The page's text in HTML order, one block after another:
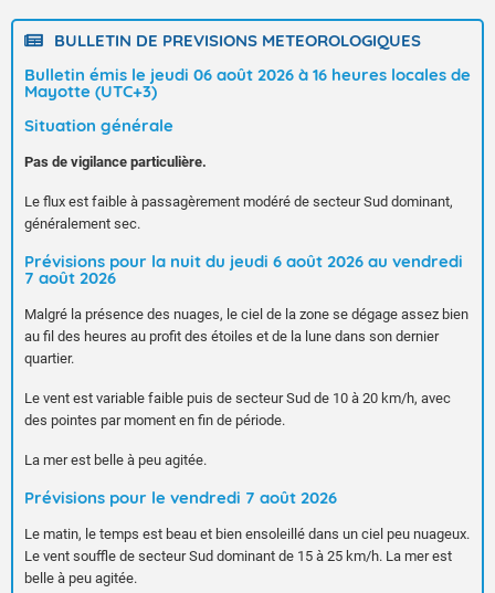
BULLETIN DE PREVISIONS METEOROLOGIQUES
Bulletin émis le jeudi 06 août 2026 à 16 heures locales de
Mayotte (UTC+3)
Situation générale
Pas de vigilance particulière.
Le flux est faible à passagèrement modéré de secteur Sud dominant,
généralement sec.
Prévisions pour la nuit du jeudi 6 août 2026 au vendredi
7 août 2026
Malgré la présence des nuages, le ciel de la zone se dégage assez bien
au fil des heures au profit des étoiles et de la lune dans son dernier
quartier.
Le vent est variable faible puis de secteur Sud de 10 à 20 km/h, avec
des pointes par moment en fin de période.
La mer est belle à peu agitée.
Prévisions pour le vendredi 7 août 2026
Le matin, le temps est beau et bien ensoleillé dans un ciel peu nuageux.
Le vent souffle de secteur Sud dominant de 15 à 25 km/h. La mer est
belle à peu agitée.